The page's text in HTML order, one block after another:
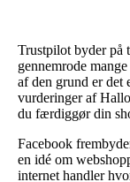
Trustpilot byder på
gennemrode
af den grund er det
vurderinger af
du færdiggør din
Facebook
en idé om
internet handler